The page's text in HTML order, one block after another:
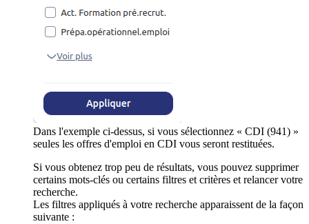
Dans l'exemple ci-dessus, si vous sélectionnez « CDI (941) »
seules les offres d'emploi en CDI vous seront restituées.
Si vous obtenez trop peu de résultats, vous pouvez supprimer
certains mots-clés ou certains filtres et critères et relancer votre
recherche.
Les filtres appliqués à votre recherche apparaissent de la façon
suivante :